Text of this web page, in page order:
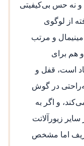
نه حس بی‌کیفیتی
از لوگوی
و مرتب
هم برای
است، قفل و
در گوش
و اگر به
زیورآلاتت
اما مشخص